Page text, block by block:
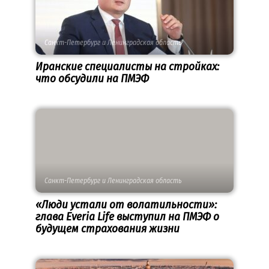
Санкт-Петербург и Ленинградская область
Иранские специалисты на стройках:
что обсудили на ПМЭФ
Санкт-Петербург и Ленинградская область
«Люди устали от волатильности»:
глава Everia Life выступил на ПМЭФ о
будущем страхования жизни